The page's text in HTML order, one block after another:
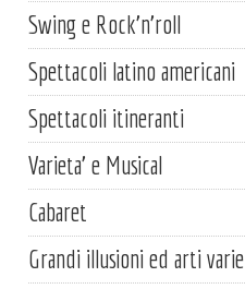
Swing e Rock'n'roll
Spettacoli latino americani
Spettacoli itineranti
Varieta' e Musical
Cabaret
Grandi illusioni ed arti varie